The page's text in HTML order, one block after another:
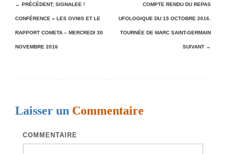
N
a
v
← PRÉCÉDENT; SIGNALEE !
CONFÉRENCE « LES OVNIS ET LE
RAPPORT COMETA – MERCREDI 30
NOVEMBRE 2016
COMPTE RENDU DU REPAS
UFOLOGIQUE DU 15 OCTOBRE 2016.
TOURNÉE DE MARC SAINT-GERMAIN
SUIVANT →
Laisser un Commentaire
COMMENTAIRE